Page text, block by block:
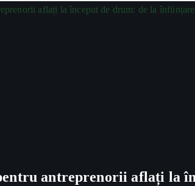
antreprenorii aflați la